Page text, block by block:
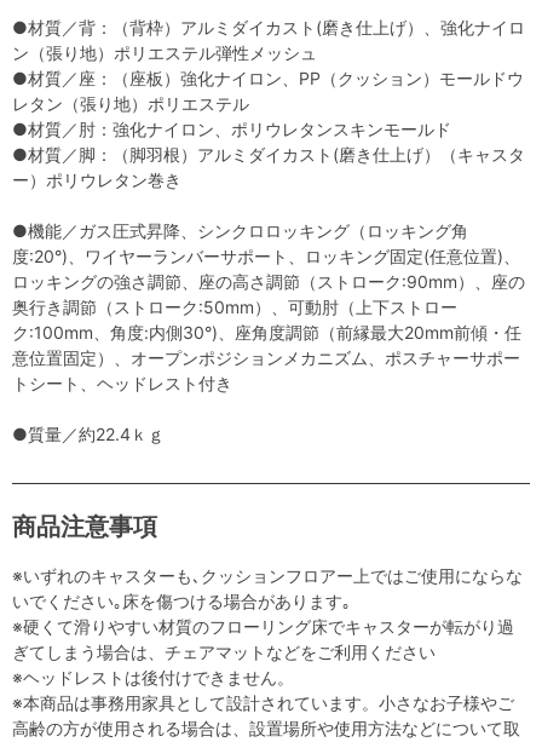
●材質／背：（背枠）アルミダイカスト(磨き仕上げ）、強化ナイロ
ン（張り地）ポリエステル弾性メッシュ
●材質／座：（座板）強化ナイロン、PP（クッション）モールドウ
レタン（張り地）ポリエステル
●材質／肘：強化ナイロン、ポリウレタンスキンモールド
●材質／脚：（脚羽根）アルミダイカスト(磨き仕上げ）（キャスタ
ー）ポリウレタン巻き
●機能／ガス圧式昇降、シンクロロッキング（ロッキング角
度:20°)、ワイヤーランバーサポート、ロッキング固定(任意位置)、
ロッキングの強さ調節、座の高さ調節（ストローク:90mm）、座の
奥行き調節（ストローク:50mm）、可動肘（上下ストロー
ク:100mm、角度:内側30°)、座角度調節（前縁最大20mm前傾・任
意位置固定）、オープンポジションメカニズム、ポスチャーサポー
トシート、ヘッドレスト付き
●質量／約22.4ｋｇ
商品注意事項
※いずれのキャスターも､クッションフロアー上ではご使用にならな
いでください｡床を傷つける場合があります｡
※硬くて滑りやすい材質のフローリング床でキャスターが転がり過
ぎてしまう場合は、チェアマットなどをご利用ください
※ヘッドレストは後付けできません。
※本商品は事務用家具として設計されています。小さなお子様やご
高齢の方が使用される場合は、設置場所や使用方法などについて取